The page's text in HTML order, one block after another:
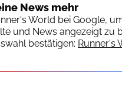
News mehr
World bei Google,
und News angezeigt zu
bestätigen: Runner's